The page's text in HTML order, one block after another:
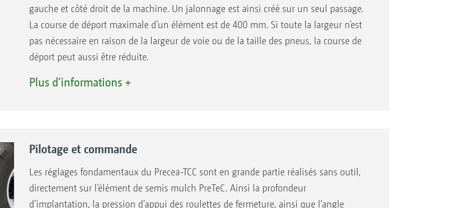
gauche et côté droit de la machine. Un jalonnage est ainsi créé sur un seul passage.
La course de déport maximale d’un élément est de 400 mm. Si toute la largeur n’est
pas nécessaire en raison de la largeur de voie ou de la taille des pneus, la course de
déport peut aussi être réduite.
Potentiel de rendement optimal car les rangs de semis ne sont pas désactivés,
Absence de dégâts sur les plantes lors des interventions ultérieures grâce aux
jalonnages déjà présents.
Fertilisation optimale car l’enfouisseur d’engrais et l’élément de sélection sont
déportés ensemble.
Plus d‘informations +
Pilotage et commande
Les réglages fondamentaux du Precea-TCC sont en grande partie réalisés sans outil,
directement sur l’élément de semis mulch PreTeC. Ainsi la profondeur
d’implantation, la pression d’appui des roulettes de fermeture, ainsi que l’angle